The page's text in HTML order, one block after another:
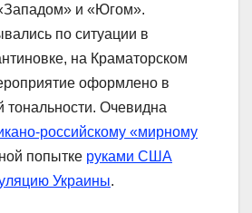
и «Югом».
по ситуации в
на Краматорском
оформлено в
тональности. Очевидна
российскому «мирному
попытке руками США
Украины.